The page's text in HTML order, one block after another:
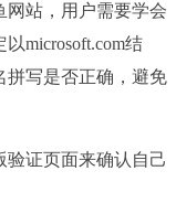
网站，用户需要学会
microsoft.com结
拼写是否正确，避免
验证页面来确认自己